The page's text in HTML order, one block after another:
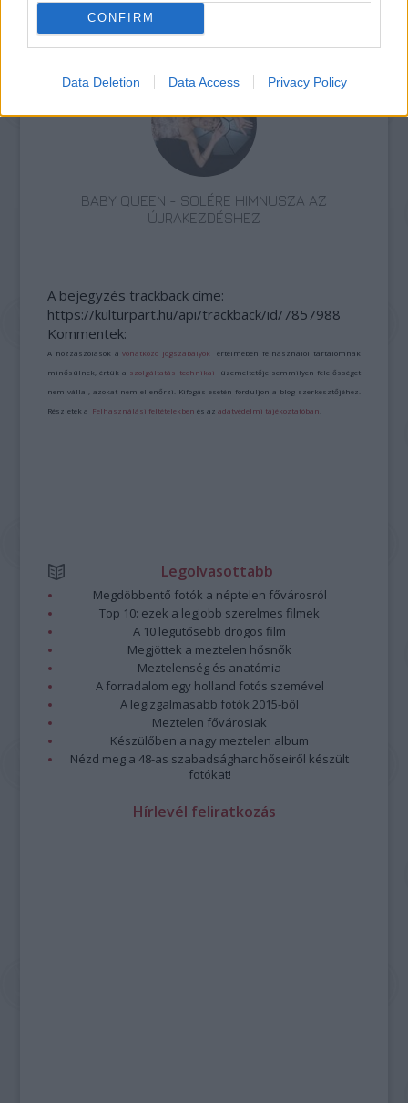
CONFIRM
Data Deletion Data Access Privacy Policy
Sziget Fesztiválok Lavór
BABY QUEEN - SOLÉRE HIMNUSZA AZ
ÚJRAKEZDÉSHEZ
A bejegyzés trackback címe:
https://kulturpart.hu/api/trackback/id/7857988
Kommentek:
A hozzászólások avonatkozó jogszabályok értelmében felhasználói tartalomnak
minősülnek, értük a szolgáltatás technikai üzemeltetője semmilyen felelősséget
nem vállal, azokat nem ellenőrzi. Kifogás esetén forduljon a blog szerkesztőjéhez.
Részletek a Felhasználási feltételekben és azadatvédelmi tájékoztatóban
Legolvasottabb
Megdöbbentő fotók a néptelen fővárosról
Top 10: ezek a legjobb szerelmes filmek
A 10 legütősebb drogos film
Megjöttek a meztelen hősnők
Meztelenség és anatómia
A forradalom egy holland fotós szemével
A legizgalmasabb fotók 2015-ből
Meztelen fővárosiak
Készülőben a nagy meztelen album
Nézd meg a 48-as szabadságharc hőseiről készült
fotókat!
Hírlevél feliratkozás